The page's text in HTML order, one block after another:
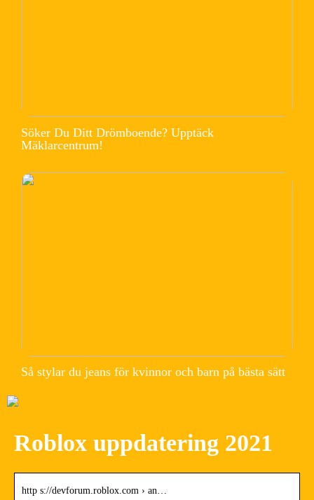
Söker Du Ditt Drömboende? Upptäck
Mäklarcentrum!
Så stylar du jeans för kvinnor och barn på bästa sätt
Roblox uppdatering 2021
http s://devforum.roblox.com › an…